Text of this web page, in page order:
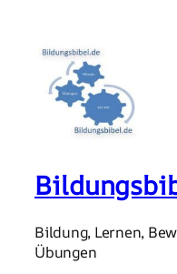
Bildung, Lernen,
Übungen